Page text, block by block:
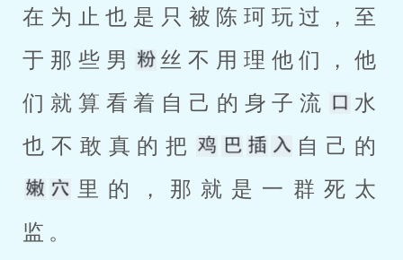
在为止也是只被陈珂玩过，至
于那些男
丝不用理他们，他
们就算看着自己的身子流
水
也不敢真的把
自己的
里的，那就是一群死太
监。